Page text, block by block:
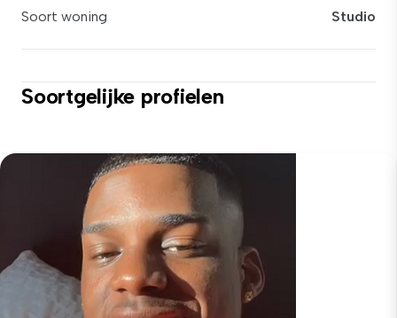
Soort woning
Studio
Soortgelijke profielen